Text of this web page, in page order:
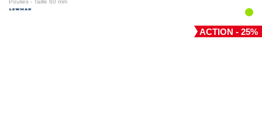
Poulies - Taille 60 mm
ACTION - 25%